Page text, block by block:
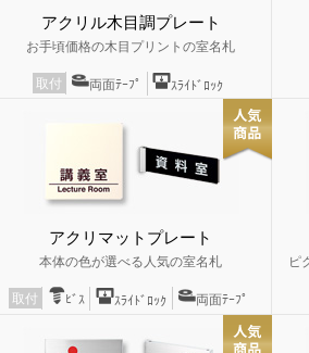
アクリル木目調プレート
お手頃価格の木目プリントの室名札
取付 両面ﾃｰﾌﾟ ｽﾗｲﾄﾞﾛｯｸ
アクリマットプレート
本体の色が選べる人気の室名札
取付 ﾋﾞｽ ｽﾗｲﾄﾞﾛｯｸ 両面ﾃｰﾌﾟ
ピ